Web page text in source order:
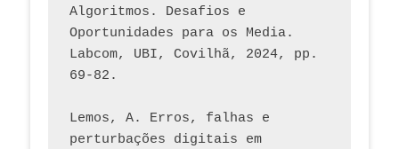
Algoritmos. Desafios e
Oportunidades para os Media.
Labcom, UBI, Covilhã, 2024, pp.
69-82.
Lemos, A. Erros, falhas e
perturbações digitais em